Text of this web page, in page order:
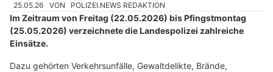
25.05.26 VON POLIZEI.NEWS REDAKTION
Im Zeitraum von Freitag (22.05.2026) bis Pfingstmontag
(25.05.2026) verzeichnete die Landespolizei zahlreiche
Einsätze.
Dazu gehörten Verkehrsunfälle, Gewaltdelikte, Brände,